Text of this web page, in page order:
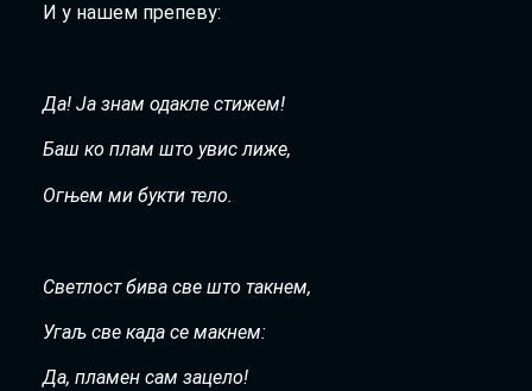
И у на­шем пре­пе­ву:
Да! Ја знам ода­кле сти­жем!
Баш ко плам што увис ли­же,
Ог­њем ми бук­ти те­ло.
Све­тлост би­ва све што так­нем,
Угаљ све ка­да се мак­нем:
Да, пла­мен сам за­це­ло!